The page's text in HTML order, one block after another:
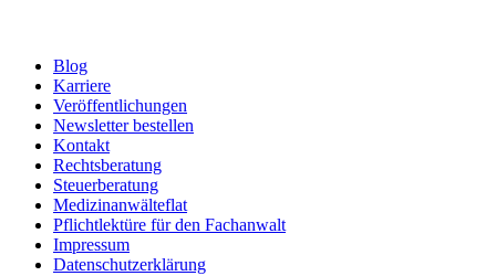
Blog
Karriere
Veröffentlichungen
Newsletter bestellen
Kontakt
Rechtsberatung
Steuerberatung
Medizinanwälteflat
Pflichtlektüre für den Fachanwalt
Impressum
Datenschutzerklärung